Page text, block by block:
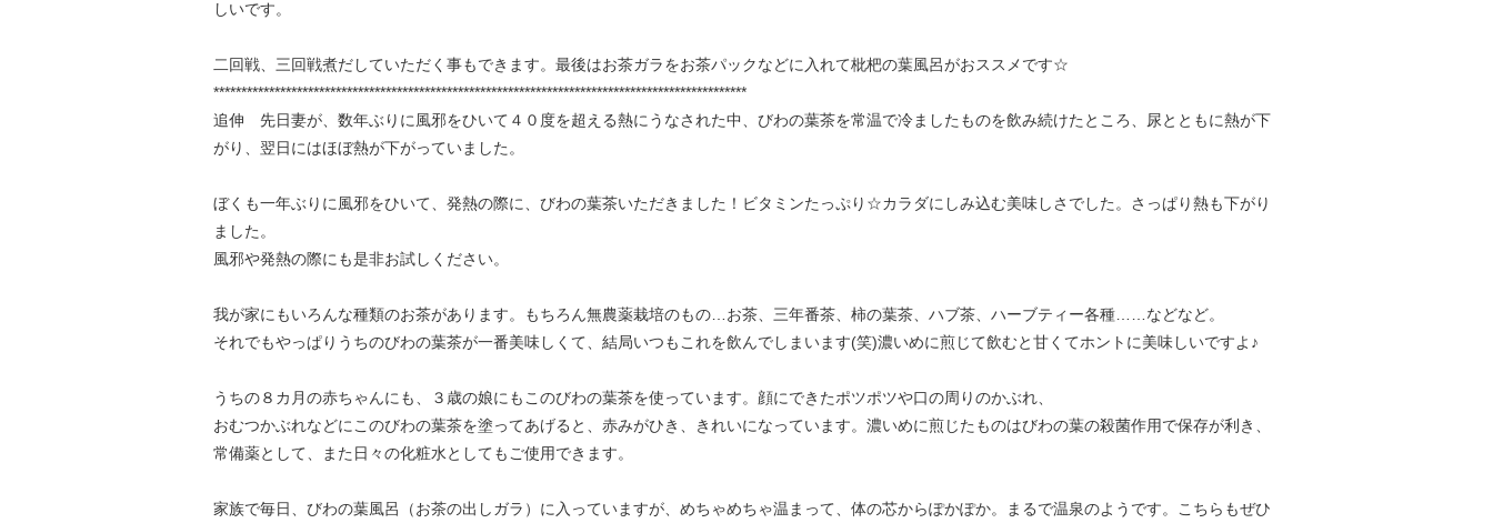
しいです。
二回戦、三回戦煮だしていただく事もできます。最後はお茶ガラをお茶パックなどに入れて枇杷の葉風呂がおススメです☆
************************************************************************************************
追伸 先日妻が、数年ぶりに風邪をひいて４０度を超える熱にうなされた中、びわの葉茶を常温で冷ましたものを飲み続けたところ、尿とともに熱が下
がり、翌日にはほぼ熱が下がっていました。
ぼくも一年ぶりに風邪をひいて、発熱の際に、びわの葉茶いただきました！ビタミンたっぷり☆カラダにしみ込む美味しさでした。さっぱり熱も下がり
ました。
風邪や発熱の際にも是非お試しください。
我が家にもいろんな種類のお茶があります。もちろん無農薬栽培のもの…お茶、三年番茶、柿の葉茶、ハブ茶、ハーブティー各種……などなど。
それでもやっぱりうちのびわの葉茶が一番美味しくて、結局いつもこれを飲んでしまいます(笑)濃いめに煎じて飲むと甘くてホントに美味しいですよ♪
うちの８カ月の赤ちゃんにも、３歳の娘にもこのびわの葉茶を使っています。顔にできたポツポツや口の周りのかぶれ、
おむつかぶれなどにこのびわの葉茶を塗ってあげると、赤みがひき、きれいになっています。濃いめに煎じたものはびわの葉の殺菌作用で保存が利き、
常備薬として、また日々の化粧水としてもご使用できます。
家族で毎日、びわの葉風呂（お茶の出しガラ）に入っていますが、めちゃめちゃ温まって、体の芯からぽかぽか。まるで温泉のようです。こちらもぜひ